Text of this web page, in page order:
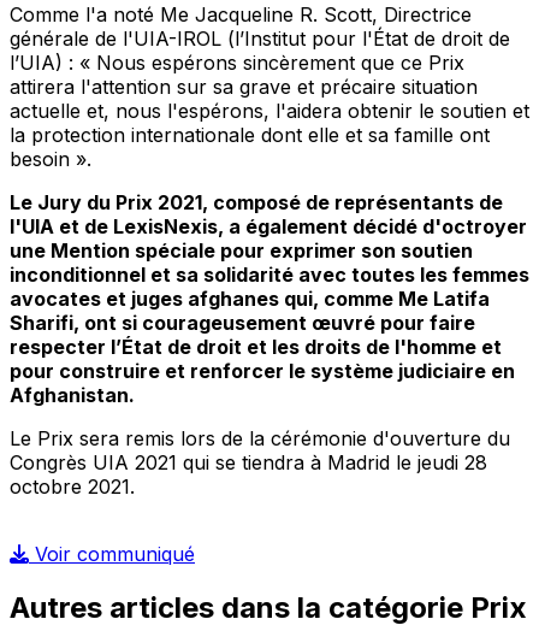
Comme l'a noté Me Jacqueline R. Scott, Directrice
générale de l'UIA-IROL (l’Institut pour l'État de droit de
l’UIA) : « Nous espérons sincèrement que ce Prix
attirera l'attention sur sa grave et précaire situation
actuelle et, nous l'espérons, l'aidera obtenir le soutien et
la protection internationale dont elle et sa famille ont
besoin ».
Le Jury du Prix 2021, composé de représentants de
l'UIA et de LexisNexis, a également décidé d'octroyer
une Mention spéciale pour exprimer son soutien
inconditionnel et sa solidarité avec toutes les femmes
avocates et juges afghanes qui, comme Me Latifa
Sharifi, ont si courageusement œuvré pour faire
respecter l’État de droit et les droits de l'homme et
pour construire et renforcer le système judiciaire en
Afghanistan.
Le Prix sera remis lors de la cérémonie d'ouverture du
Congrès UIA 2021 qui se tiendra à Madrid le jeudi 28
octobre 2021.
Voir communiqué
Autres articles dans la catégorie Prix